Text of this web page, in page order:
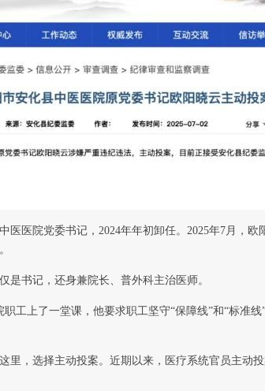
医医院党委书记，2024年年初卸任。2025年7月，欧
是书记，还身兼院长、普外科主治医师。
工上了一堂课，他要求职工坚守“保障线”和“标准
里，选择主动投案。近期以来，医疗系统官员主动